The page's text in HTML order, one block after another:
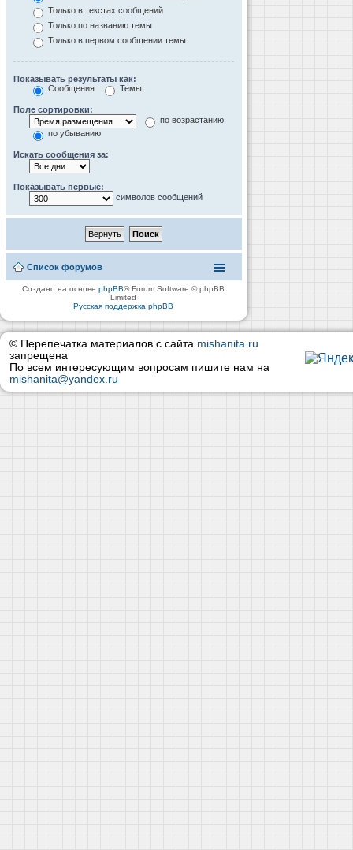
Только в текстах сообщений
Только по названию темы
Только в первом сообщении темы
Показывать результаты как:
Сообщения
Темы
Поле сортировки:
по возрастанию
по убыванию
Искать сообщения за:
Показывать первые:
символов сообщений
Список форумов
Создано на основеphpBB® Forum Software © phpBB
Limited
Русская поддержка phpBB
© Перепечатка материалов с сайта mishanita.ru
запрещена
По всем интересующим вопросам пишите нам на
mishanita@yandex.ru